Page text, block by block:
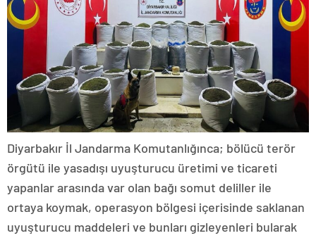
Diyarbakır İl Jandarma Komutanlığınca; bölücü terör
örgütü ile yasadışı uyuşturucu üretimi ve ticareti
yapanlar arasında var olan bağı somut deliller ile
ortaya koymak, operasyon bölgesi içerisinde saklanan
uyuşturucu maddeleri ve bunları gizleyenleri bularak